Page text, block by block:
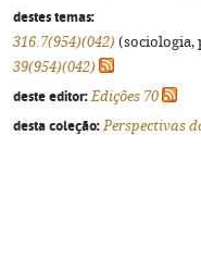
destes temas:
316.7(954)(042) (sociologia,
39(954)(042)
deste editor: Edições 70
desta coleção: Perspectivas